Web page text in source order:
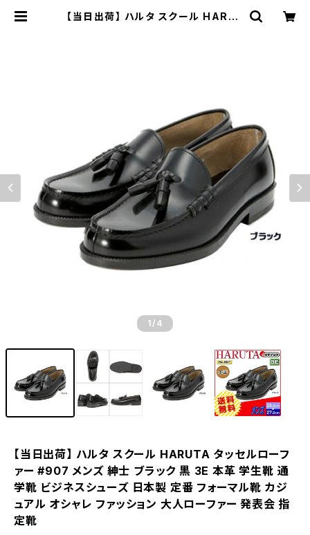
【当日出荷】 ハルタ スクール HARUT
1 /4
【当日出荷】 ハルタ スクール HARUTA タッセルローフ
ァー #907 メンズ 紳士 ブラック 黒 3E 本革 学生靴 通
学靴 ビジネスシューズ 日本製 定番 フォーマル靴 カジ
ュアル オシャレ ファッション 大人ローファー 発表会 指
定靴